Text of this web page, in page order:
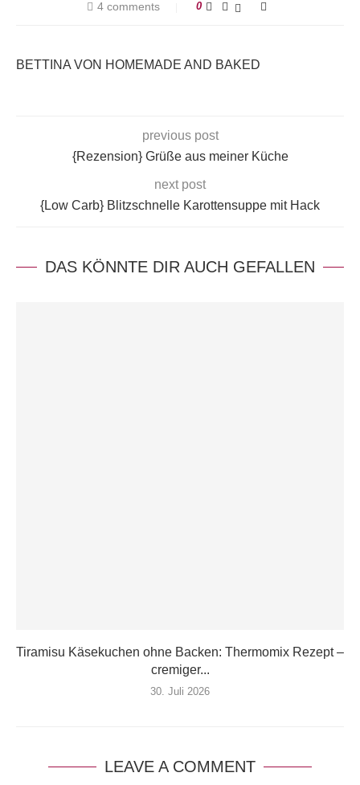
4 comments 0
BETTINA VON HOMEMADE AND BAKED
previous post
{Rezension} Grüße aus meiner Küche
next post
{Low Carb} Blitzschnelle Karottensuppe mit Hack
DAS KÖNNTE DIR AUCH GEFALLEN
Tiramisu Käsekuchen ohne Backen: Thermomix Rezept –
cremiger...
30. Juli 2026
LEAVE A COMMENT